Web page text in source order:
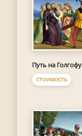
Путь на Голгофу
СТОИМОСТЬ